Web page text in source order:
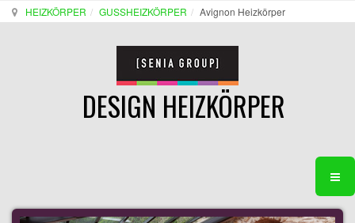
HEIZKÖRPER GUSSHEIZKÖRPER Avignon Heizkörper
DESIGN HEIZKÖRPER